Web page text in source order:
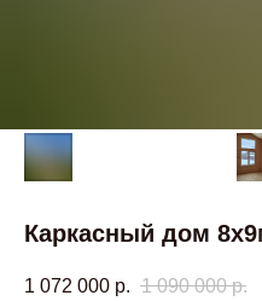
Каркасный дом
1 072 000 р. 1 090 000 р.